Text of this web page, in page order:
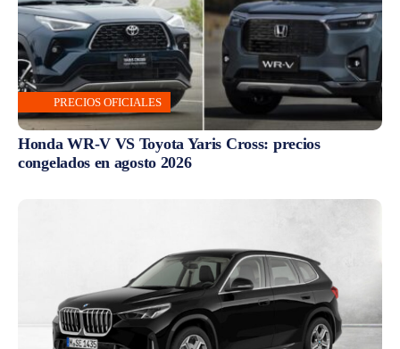
PRECIOS OFICIALES
Honda WR-V VS Toyota Yaris Cross: precios
congelados en agosto 2026